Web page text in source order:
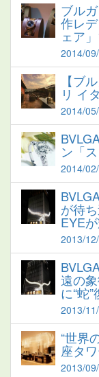
ブル
作レ
ェア
2014/
【ブ
リ イ
2014/
ン「
2014/
が待
EYE
2013/
遠の
に“蛇”
2013/
“世界
座タ
2013/